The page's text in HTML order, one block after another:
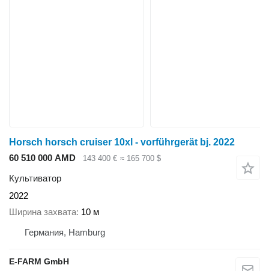
Horsch horsch cruiser 10xl - vorführgerät bj. 2022
60 510 000 AMD
143 400 € ≈ 165 700 $
Культиватор
2022
Ширина захвата 10 м
Германия, Hamburg
E-FARM GmbH